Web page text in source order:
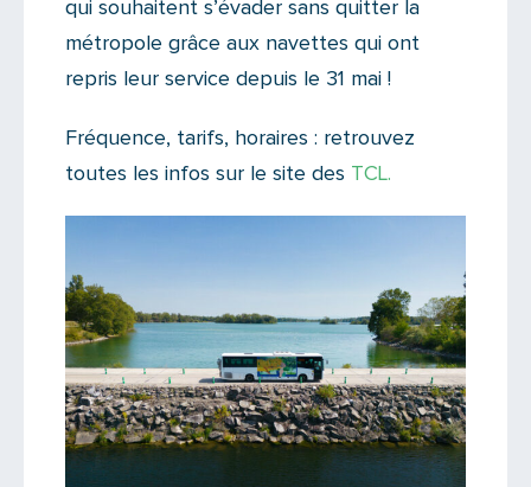
qui souhaitent s’évader sans quitter la
métropole grâce aux navettes qui ont
repris leur service depuis le 31 mai !
Fréquence, tarifs, horaires : retrouvez
toutes les infos sur le site des TCL.